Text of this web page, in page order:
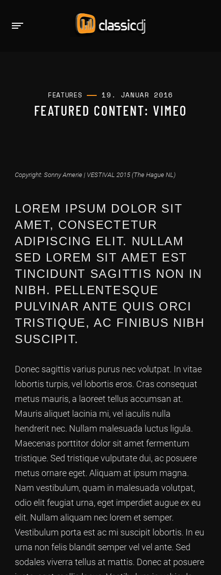
FEATURES 19. JANUAR 2016
FEATURED CONTENT: VIMEO
Copyright: Sonny Amerie | VESTIVAL 2015 (The Hague NL)
LOREM IPSUM DOLOR SIT
AMET, CONSECTETUR
ADIPISCING ELIT. NULLAM
SED LOREM SIT AMET EST
TINCIDUNT SAGITTIS NON IN
NIBH. PELLENTESQUE
PULVINAR ANTE QUIS ORCI
TRISTIQUE, AC FINIBUS NIBH
SUSCIPIT.
Donec sagittis varius purus nec volutpat. In vitae
lobortis turpis, vel lobortis eros. Cras consequat
metus mauris, a laoreet tellus accumsan at.
Mauris aliquet lacinia mi, vel iaculis nulla
hendrerit nec. Nullam malesuada luctus ligula.
Maecenas porttitor dolor sit amet fermentum
tristique. Sed tristique vulputate dui, ac posuere
metus ornare eget. Aliquam at ipsum magna.
Nam vestibulum, quam in malesuada volutpat,
odio elit feugiat urna, eget imperdiet augue ex eu
elit. Nullam aliquam nec lorem et semper.
Vestibulum porta est ac mi suscipit lobortis. In eu
urna non felis blandit semper vel vel ante. Sed
sodales viverra tellus at mattis. Donec at posuere